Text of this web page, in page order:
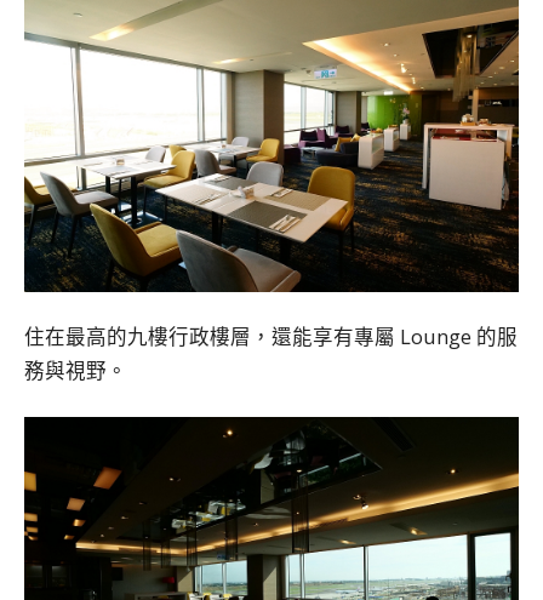
住在最高的九樓行政樓層，還能享有專屬 Lounge 的服
務與視野。